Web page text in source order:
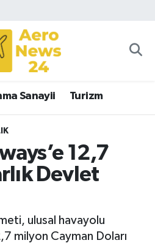
Sanayii Turizm
12,7
Devlet
ulusal havayolu
milyon Cayman Doları